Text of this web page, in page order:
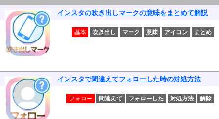
インスタの吹き出しマークの意味をまとめて解説
基本 吹き出し マーク 意味 アイコン まとめ
インスタで間違えてフォローした時の対処方法
フォロー 間違えて フォローした 対処方法 解除